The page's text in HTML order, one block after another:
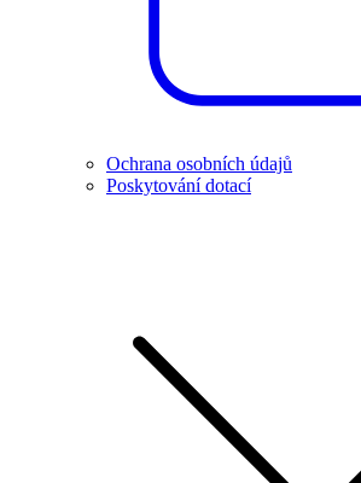
Ochrana osobních údajů
Poskytování dotací